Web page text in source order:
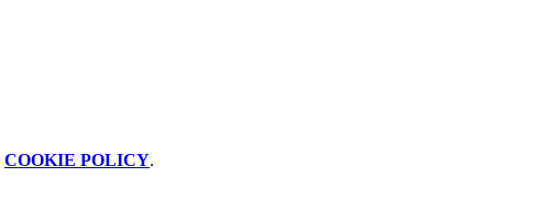
COOKIE POLICY.